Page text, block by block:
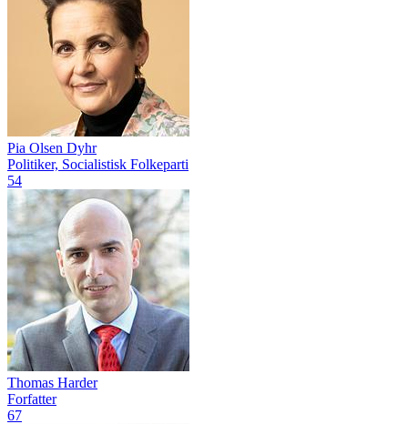
Pia Olsen Dyhr
Politiker, Socialistisk Folkeparti
54
Thomas Harder
Forfatter
67